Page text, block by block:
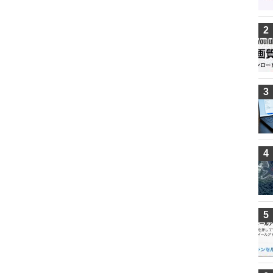
2
3
4
5